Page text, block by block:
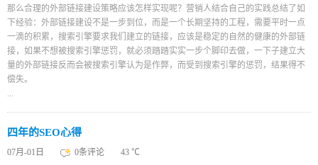
那么合理的外部链接建设策略应该怎样实现呢？营销人结合自己的实践总结了如
下经验：外部链接建设不是一步到位，而是一个长期坚持的工程，需要平时一点
一滴的积累，搜索引擎要求我们建立的链接，应该是稳定的自然的健康的外部链
接，如果不想被搜索引擎惩罚，就必须踏踏实实一步个脚印去做，一下子建立大
量的外部链接反而会被搜索引擎认为是作弊，而受到搜索引擎的惩罚，结果得不
偿失。
...
四年的SEO心得
07月-01日 0条评论
43 ℃